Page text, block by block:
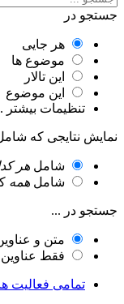
جستجو در
هر جایی
موضوع ها
این تالار
این موضوع
تنظیمات بیشتر
نمایش نتایجی که
شامل هر
شامل همه
جستجو در ...
متن و
فقط
تمامی فعالیت